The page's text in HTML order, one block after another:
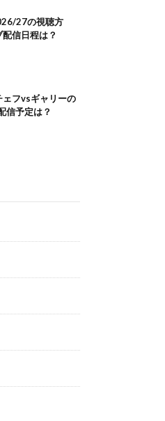
27の視聴方
信日程は？
ェフvsギャリーの
信予定は？